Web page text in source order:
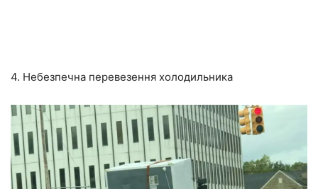
4. Небезпечна перевезення холодильника